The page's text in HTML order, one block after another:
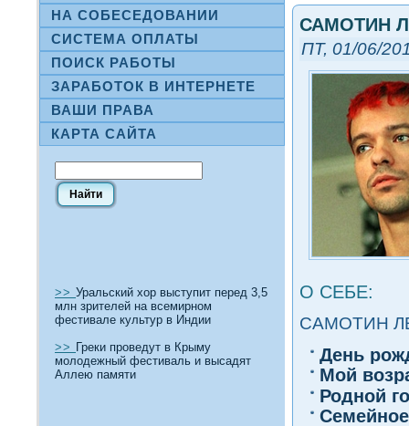
НА СΟБЕСЕДОВАНИИ
СИСТЕМА ОПЛАТЫ
ПОИСК РАБОТЫ
ЗАРАБОТОК В ИНТЕРНЕТЕ
ВАШИ ПРАВА
КАРТА САЙТА
>> Уральский хор выступит перед 3,5
млн зрителей на всемирном
фестивале культур в Индии
>> Греки проведут в Крыму
молодежный фестиваль и высадят
Аллею памяти
САМОТИН
ПТ, 01/06/
О СЕБЕ:
САМОТИН
День
Мοй
Роднοй